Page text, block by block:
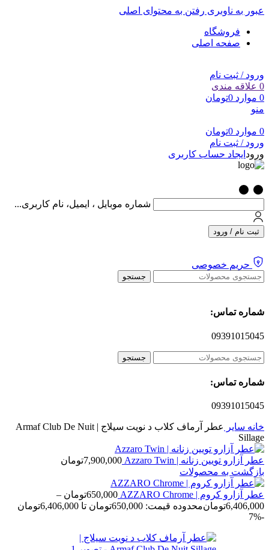
عبور به ناوبری رفتن به محتوای اصلی
فروشگاه
صفحه اصلی
ورود / ثبت نام
0 علاقه مندی
0 موارد 0تومان
منو
0 موارد 0تومان
ورود / ثبت نام
ورود ایجاد حساب کاربری
شماره موبایل ، ایمیل، نام کاربری...
ثبت نام / ورود
حریم خصوصی
جستجو
شماره تماس:
09391015045
جستجو
شماره تماس:
09391015045
خانه سایر
عطر آرماف کلاب د نویت سیلاج | Armaf Club De Nuit
Sillage
عطر آزارو تویین زنانه | Azzaro Twin 7,900,000تومان
بازگشت به محصولات
عطر آزارو کروم | AZZARO Chrome 650,000تومان –
6,406,000تومانمحدوده قیمت: 650,000تومان تا 6,406,000تومان
-7%